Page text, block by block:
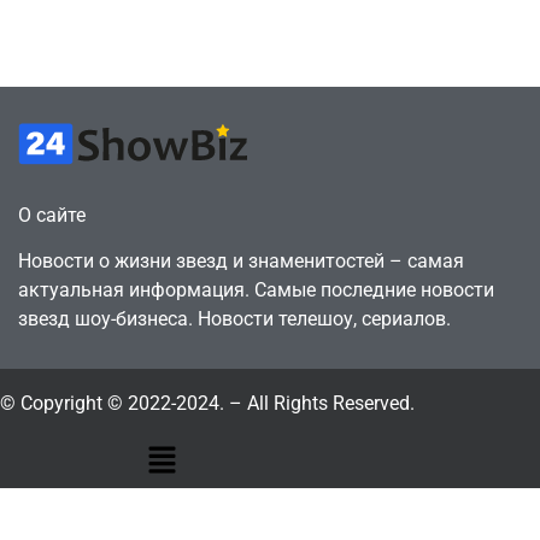
О сайте
Новости о жизни звезд и знаменитостей – самая
актуальная информация. Самые последние новости
звезд шоу-бизнеса. Новости телешоу, сериалов.
© Copyright © 2022-2024. – All Rights Reserved.